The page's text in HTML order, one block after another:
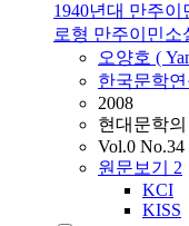
1940년대 만주
로형 만주이민소
오양호 (
한국문학연
2008
현대문학
Vol.0 No.34
원문보기 2
KCI
KISS